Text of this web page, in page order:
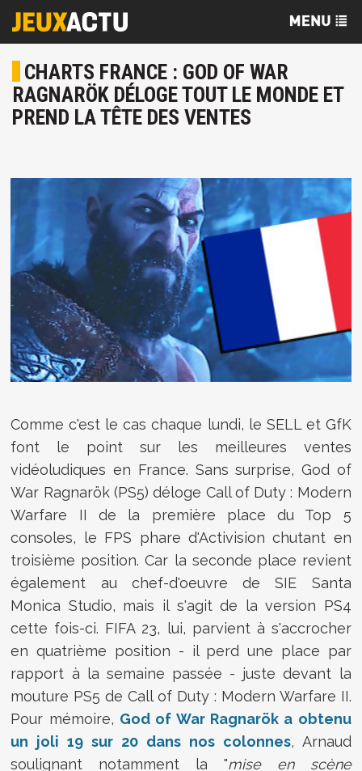
CHARTS FRANCE : GOD OF WAR
RAGNARÖK DÉLOGE TOUT LE MONDE ET
PREND LA TÊTE DES VENTES
Comme c'est le cas chaque lundi, le SELL et GfK
font le point sur les meilleures ventes
vidéoludiques en France. Sans surprise, God of
War Ragnarök (PS5) déloge Call of Duty : Modern
Warfare II de la première place du Top 5
consoles, le FPS phare d'Activision chutant en
troisième position. Car la seconde place revient
également au chef-d'oeuvre de SIE Santa
Monica Studio, mais il s'agit de la version PS4
cette fois-ci. FIFA 23, lui, parvient à s'accrocher
en quatrième position - il perd une place par
rapport à la semaine passée - juste devant la
mouture PS5 de Call of Duty : Modern Warfare II.
Pour mémoire, God of War Ragnarök a obtenu
un joli 19 sur 20 dans nos colonnes, Arnaud
soulignant notamment la "mise en scène